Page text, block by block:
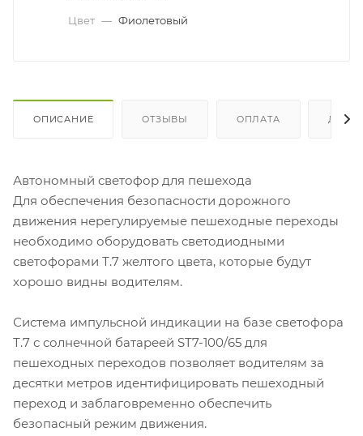
Цвет — Фиолетовый
ОПИСАНИЕ ОТЗЫВЫ ОПЛАТА
Автономный светофор для пешехода
Для обеспечения безопасности дорожного
движения нерегулируемые пешеходные переходы
необходимо оборудовать светодиодными
светофорами Т.7 желтого цвета, которые будут
хорошо видны водителям.
Система импульсной индикации на базе светофора
Т.7 с солнечной батареей ST7-100/65 для
пешеходных переходов позволяет водителям за
десятки метров идентифицировать пешеходный
переход и заблаговременно обеспечить
безопасный режим движения.